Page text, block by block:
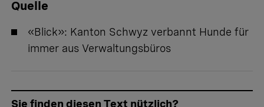
Quelle
«Blick»: Kanton Schwyz verbannt Hunde für
immer aus Verwaltungsbüros
Sie finden diesen Text nützlich?